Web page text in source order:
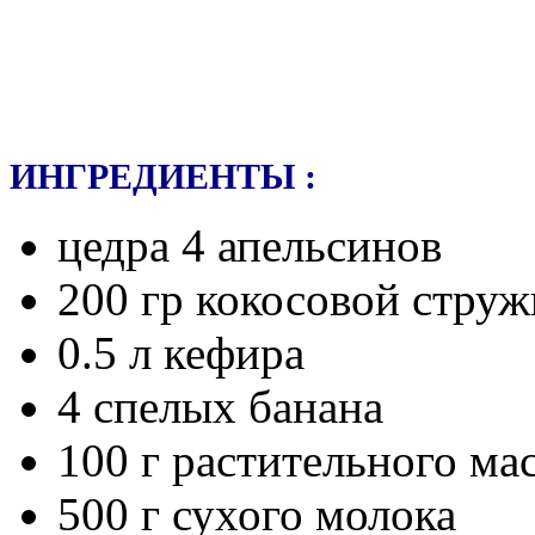
ИНГРЕДИЕНТЫ :
цедра 4 апельсинов
200 гр кокосовой
0.5 л кефира
4 спелых банана
100 г растительного
500 г сухого молока